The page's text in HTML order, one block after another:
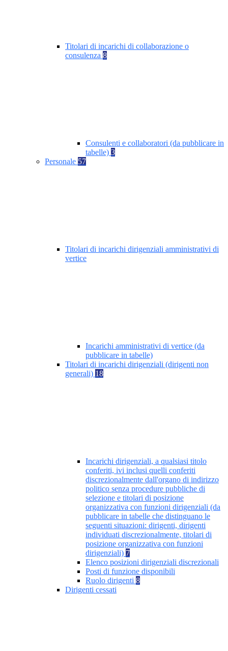
Titolari di incarichi di collaborazione o
consulenza 8
Consulenti e collaboratori (da pubblicare in
tabelle) 3
Personale 57
Titolari di incarichi dirigenziali amministrativi di
vertice
Incarichi amministrativi di vertice (da
pubblicare in tabelle)
Titolari di incarichi dirigenziali (dirigenti non
generali) 18
Incarichi dirigenziali, a qualsiasi titolo
conferiti, ivi inclusi quelli conferiti
discrezionalmente dall'organo di indirizzo
politico senza procedure pubbliche di
selezione e titolari di posizione
organizzativa con funzioni dirigenziali (da
pubblicare in tabelle che distinguano le
seguenti situazioni: dirigenti, dirigenti
individuati discrezionalmente, titolari di
posizione organizzativa con funzioni
dirigenziali) 7
Elenco posizioni dirigenziali discrezionali
Posti di funzione disponibili
Ruolo dirigenti 8
Dirigenti cessati